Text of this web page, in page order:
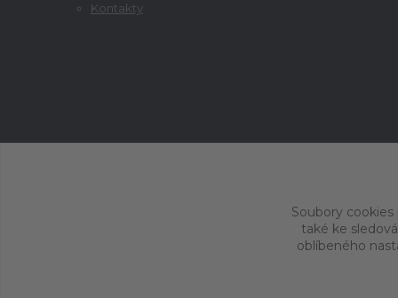
Kontakty
Soubory
také ke
oblíbeného